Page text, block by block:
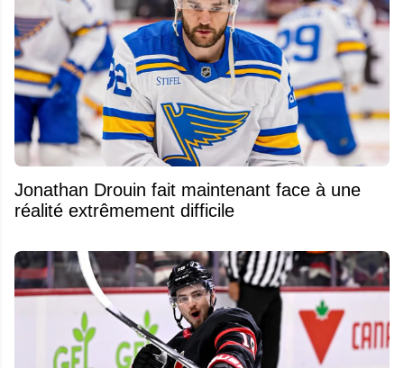
Jonathan Drouin fait maintenant face à une
réalité extrêmement difficile